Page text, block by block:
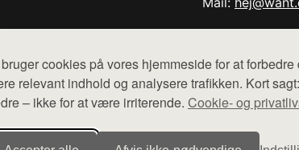
cookies på vores hjemmeside for at
relevant indhold og analysere trafikken. Kort
– ikke for at være irriterende. Cookie- og
webshops. Der sælges ikke varer fra denne side -